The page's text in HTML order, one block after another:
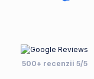
500+ recenzii 5/5